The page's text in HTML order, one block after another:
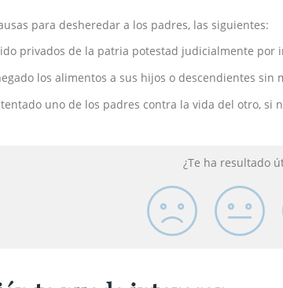
para desheredar a los padres, las siguientes:
privados de la patria potestad judicialmente
los alimentos a sus hijos o descendientes sin
uno de los padres contra la vida del otro, si
¿Te ha resultado